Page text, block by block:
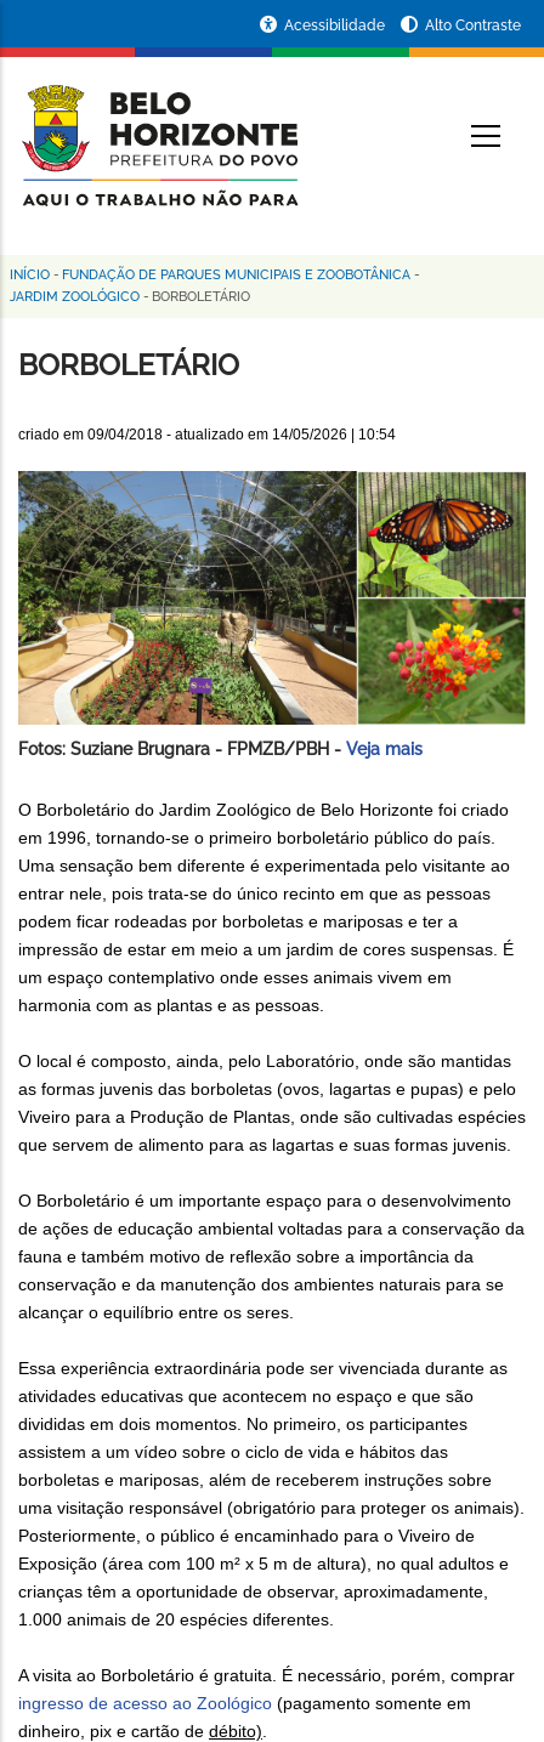
conteúdo
principal
da
Prefeitura
de
Horizonte
Acessibilidade Alto Contraste
Trilha
navegação
INÍCIO - FUNDAÇÃO DE PARQUES MUNICIPAIS E ZOOBOTÂNICA -
JARDIM ZOOLÓGICO - BORBOLETÁRIO
BORBOLETÁRIO
criado em 09/04/2018 - atualizado em 14/05/2026 | 10:54
Fotos: Suziane Brugnara - FPMZB/PBH - Veja mais
O Borboletário do Jardim Zoológico de Belo Horizonte foi criado
em 1996, tornando-se o primeiro borboletário público do país.
Uma sensação bem diferente é experimentada pelo visitante ao
entrar nele, pois trata-se do único recinto em que as pessoas
podem ficar rodeadas por borboletas e mariposas e ter a
impressão de estar em meio a um jardim de cores suspensas. É
um espaço contemplativo onde esses animais vivem em
harmonia com as plantas e as pessoas.
O local é composto, ainda, pelo Laboratório, onde são mantidas
as formas juvenis das borboletas (ovos, lagartas e pupas) e pelo
Viveiro para a Produção de Plantas, onde são cultivadas espécies
que servem de alimento para as lagartas e suas formas juvenis.
O Borboletário é um importante espaço para o desenvolvimento
de ações de educação ambiental voltadas para a conservação da
fauna e também motivo de reflexão sobre a importância da
conservação e da manutenção dos ambientes naturais para se
alcançar o equilíbrio entre os seres.
Essa experiência extraordinária pode ser vivenciada durante as
atividades educativas que acontecem no espaço e que são
divididas em dois momentos. No primeiro, os participantes
assistem a um vídeo sobre o ciclo de vida e hábitos das
borboletas e mariposas, além de receberem instruções sobre
uma visitação responsável (obrigatório para proteger os animais).
Posteriormente, o público é encaminhado para o Viveiro de
Exposição (área com 100 m² x 5 m de altura), no qual adultos e
crianças têm a oportunidade de observar, aproximadamente,
1.000 animais de 20 espécies diferentes.
A visita ao Borboletário é gratuita. É necessário, porém, comprar
ingresso de acesso ao Zoológico (pagamento somente em
dinheiro, pix e cartão de débito)